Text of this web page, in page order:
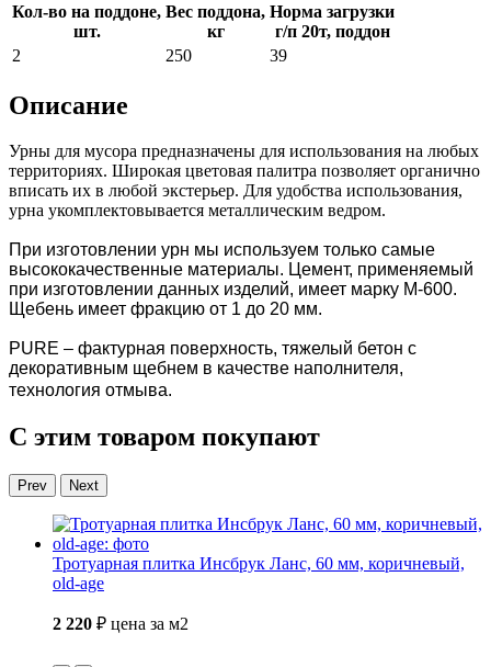
Кол-во на поддоне,
шт.
Вес поддона,
кг
Норма загрузки
г/п 20т, поддон
2
250 39
Описание
Урны для мусора предназначены для использования на любых
территориях. Широкая цветовая палитра позволяет органично
вписать их в любой экстерьер. Для удобства использования,
урна укомплектовывается металлическим ведром.
При изготовлении урн мы используем только самые
высококачественные материалы. Цемент, применяемый
при изготовлении данных изделий, имеет марку М-600.
Щебень имеет фракцию от 1 до 20 мм.
PURE – фактурная поверхность, тяжелый бетон с
декоративным щебнем в качестве наполнителя,
технология отмыва.
С этим товаром покупают
Prev Next
Тротуарная плитка Инсбрук Ланс, 60 мм, коричневый,
old-age
2 220 ₽ цена за м2